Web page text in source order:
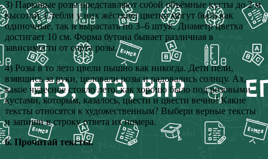
3) Парковые розы представляют собой объёмные кусты до 2 м
высотой. Стебли у них жёсткие; цветки могут быть как
одиночные, так и вырастать по 3–6 штук. Диаметр цветка
достигает 10 см. Форма бутона бывает различная в
зависимости от сорта розы.
4) Розы в то лето цвели пышно как никогда. Дети пели,
взявшись за руки, целовали розы и радовались солнцу. Ах,
какое чудесное стояло лето, как хорошо было под розовыми
кустами, которым, казалось, цвести и цвести вечно! Какие
тексты относятся к художественным? Выбери верные тексты
и запиши в строку ответа их номера.
6. Прочитай тексты.